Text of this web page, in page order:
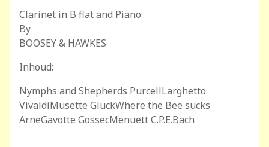
Clarinet in B flat and Piano
By
BOOSEY & HAWKES
Inhoud:
Nymphs and Shepherds PurcellLarghetto
VivaldiMusette GluckWhere the Bee sucks
ArneGavotte GossecMenuett C.P.E.Bach